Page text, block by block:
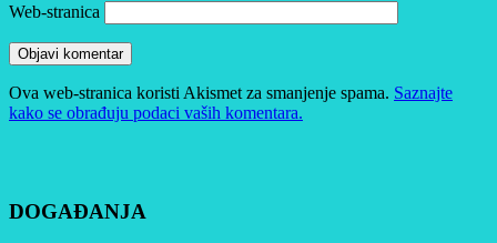
Web-stranica
Ova web-stranica koristi Akismet za smanjenje spama. Saznajte
kako se obrađuju podaci vaših komentara.
DOGAĐANJA